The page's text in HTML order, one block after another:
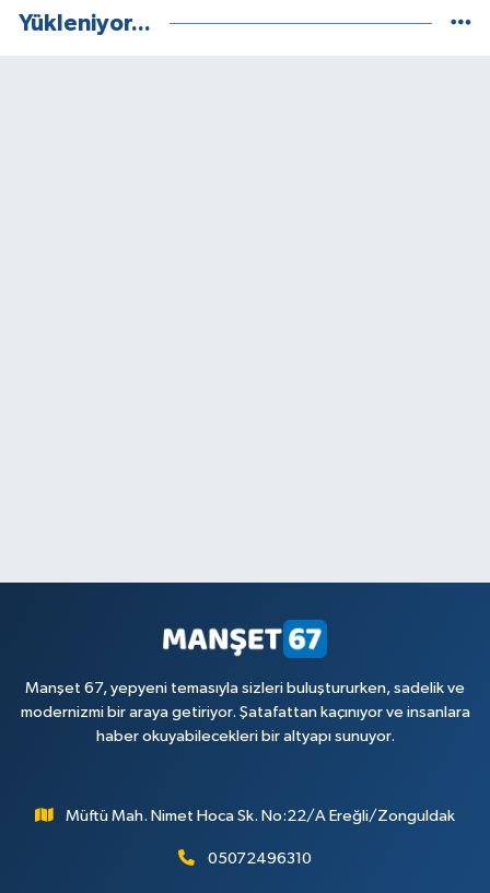
Yükleniyor...
Manşet 67, yepyeni temasıyla sizleri buluştururken, sadelik ve
modernizmi bir araya getiriyor. Şatafattan kaçınıyor ve insanlara
haber okuyabilecekleri bir altyapı sunuyor.
Müftü Mah. Nimet Hoca Sk. No:22/A Ereğli/Zonguldak
05072496310